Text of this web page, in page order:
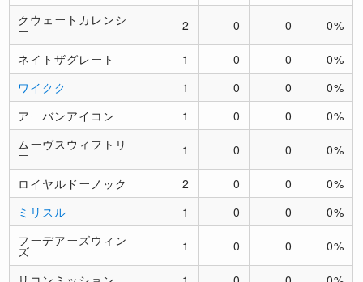
クウェートカレンシ
ー 2 0 0 0%
ネイトザグレート 1 0 0
0%
ワイクク
1 0 0
0%
アーバンアイコン
1 0 0
0%
ムーヴスウィフトリ
ー 1 0 0 0%
ロイヤルドーノック 2 0 0
0%
ミリスル
1 0 0
0%
フーデアーズウィン
ズ 1 0 0 0%